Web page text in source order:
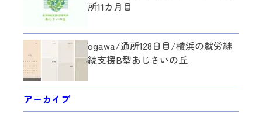
所11カ月目
ogawa/通所128日目/横浜の就労継
続支援B型あじさいの丘
アーカイブ